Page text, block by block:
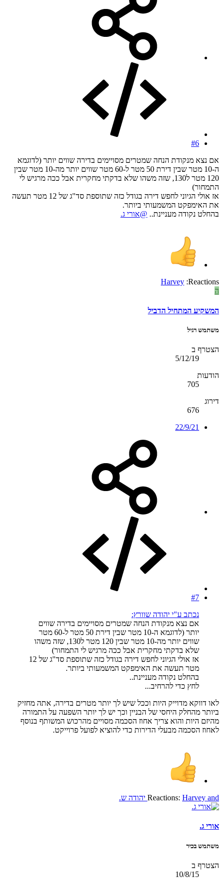
#6
אם נצא מנקודת הנחה שמטרים מסויימים בדירה שווים יותר (לדוגמא
ה-10 מטר שבין דירת 50 מטר ל-60 מטר שווים יותר מה-10 מטר שבין
120 מטר ל130, שזה משהו שלא בדקתי מחקרית אבל ככה מרגיש לי
התמחור)
אז אולי הגיוני לחפש דירה בגודל כזה שתוספת סד"ג של 12 מטר תעשה
את האימפקט המשמעותי ביותר.
בהחלט נקודה מעניינת.. @אורי ג.
Reactions:
Harvey
ה
המשקיע המתחיל הדביל
משתמש רגיל
הצטרף ב
5/12/19
הודעות
705
דירוג
676
22/9/21
#7
נכתב ע"י יהודה שוורץ:
אם נצא מנקודת הנחה שמטרים מסויימים בדירה שווים
יותר (לדוגמא ה-10 מטר שבין דירת 50 מטר ל-60 מטר
שווים יותר מה-10 מטר שבין 120 מטר ל130, שזה משהו
שלא בדקתי מחקרית אבל ככה מרגיש לי התמחור)
אז אולי הגיוני לחפש דירה בגודל כזה שתוספת סד"ג של 12
מטר תעשה את האימפקט המשמעותי ביותר.
בהחלט נקודה מעניינת..
לחץ כדי להרחיב...
לאו דווקא מדוייק היות וככל שיש לך יותר מטרים בדירה, אתה מחזיק
ביותר מהחלק היחסי של הבניין וכך יש לך יותר השפעה על התמורה
מהיזם היות והוא צריך אחוז הסכמה מסויים מהרכוש המשותף בנוסף
לאחוז הסכמה מבעלי הדירות כדי להוציא לפועל פרוייקט.
Reactions: Harvey and יהודה ש.
אורי ג.
משתמש בכיר
הצטרף ב
10/8/15